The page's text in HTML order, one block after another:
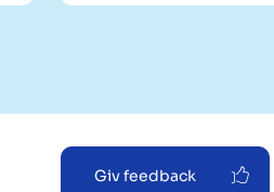
Giv feedback